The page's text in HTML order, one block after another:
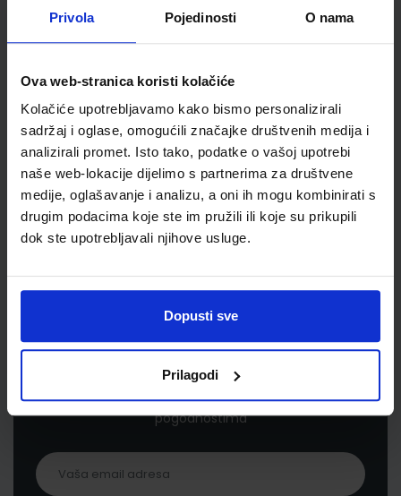
Privola Pojedinosti O nama
Ova web-stranica koristi kolačiće
Kolačiće upotrebljavamo kako bismo personalizirali
sadržaj i oglase, omogućili značajke društvenih medija i
analizirali promet. Isto tako, podatke o vašoj upotrebi
naše web-lokacije dijelimo s partnerima za društvene
medije, oglašavanje i analizu, a oni ih mogu kombinirati s
drugim podacima koje ste im pružili ili koje su prikupili
dok ste upotrebljavali njihove usluge.
Dopusti sve
Prilagodi
Školski razred
80 VIŠE RAZREDA SŠ
Vrsta školske knjige
Nastavni predmet
TEHNIČKE Š.STROJARST
Reg br min
1241
Newsletter prijava
Prijavite se kako bi primali informacije o novim
proizvodima i uslugama, akcijama i drugim
pogodnostima